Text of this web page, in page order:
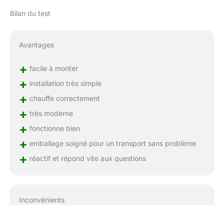
Bilan du test
Avantages
+ facile à monter
+ installation très simple
+ chauffe correctement
+ très moderne
+ fonctionne bien
+ emballage soigné pour un transport sans problème
+ réactif et répond vite aux questions
Inconvénients